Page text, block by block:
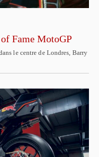
Fame MotoGP
le centre de Londres, Barry